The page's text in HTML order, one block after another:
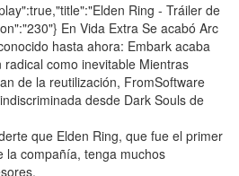
Ring - Tráiler de
En Vida Extra Se acabó Arc
hasta ahora: Embark acaba
como inevitable Mientras
de la reutilización, FromSoftware
desde Dark Souls de
que Elden Ring, que fue el primer
la compañía, tenga muchos